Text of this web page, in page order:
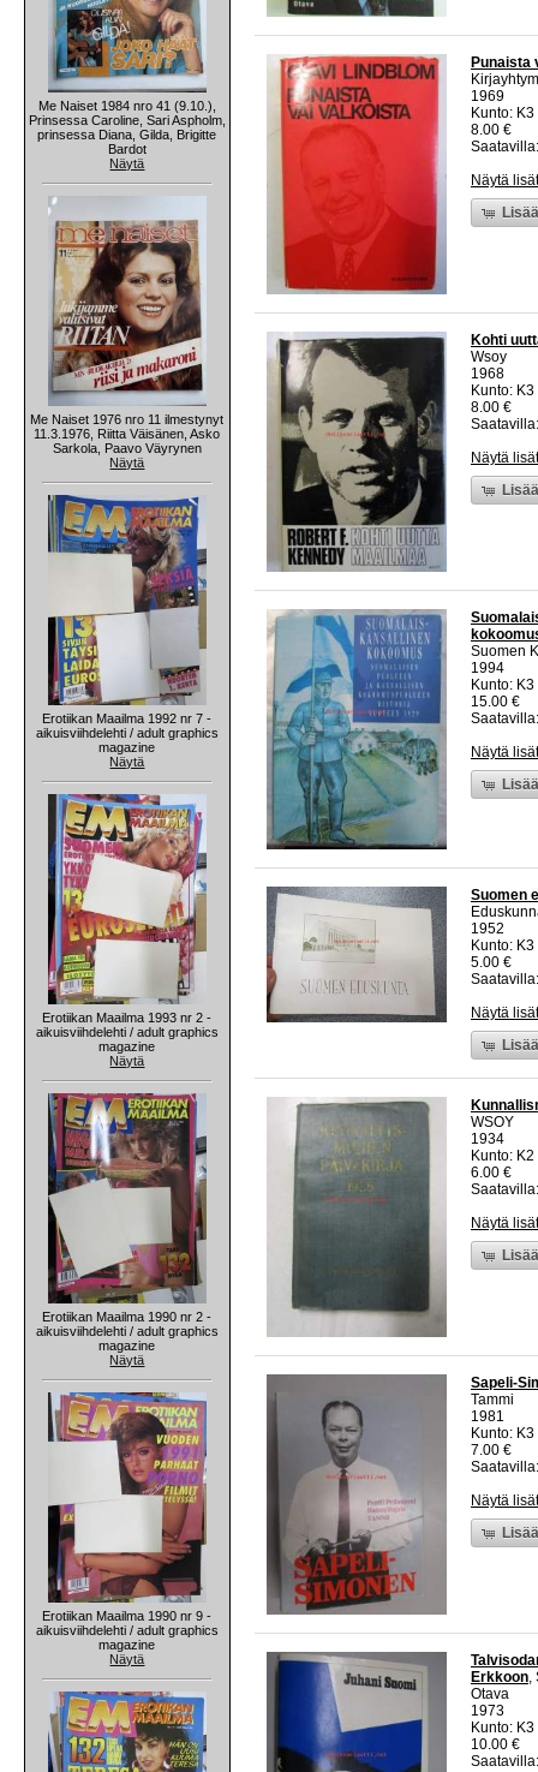
Me Naiset 1984 nro 41 (9.10.),
Prinsessa Caroline, Sari Aspholm,
prinsessa Diana, Gilda, Brigitte
Bardot
Näytä
Me Naiset 1976 nro 11 ilmestynyt
11.3.1976, Riitta Väisänen, Asko
Sarkola, Paavo Väyrynen
Näytä
Erotiikan Maailma 1992 nr 7 -
aikuisviihdelehti / adult graphics
magazine
Näytä
Erotiikan Maailma 1993 nr 2 -
aikuisviihdelehti / adult graphics
magazine
Näytä
Erotiikan Maailma 1990 nr 2 -
aikuisviihdelehti / adult graphics
magazine
Näytä
Erotiikan Maailma 1990 nr 9 -
aikuisviihdelehti / adult graphics
magazine
Näytä
Punaista
1969
Kunto:
8.00 €
Näytä
Kohti
Wsoy
1968
Kunto:
8.00 €
Näytä
Suomen
1994
Kunto:
15.00 €
Näytä
Suomen
1952
Kunto:
5.00 €
Näytä
WSOY
1934
Kunto:
6.00 €
Näytä
Sapeli-
Tammi
1981
Kunto:
7.00 €
Näytä
Erkkoon,
Otava
1973
Kunto:
10.00 €